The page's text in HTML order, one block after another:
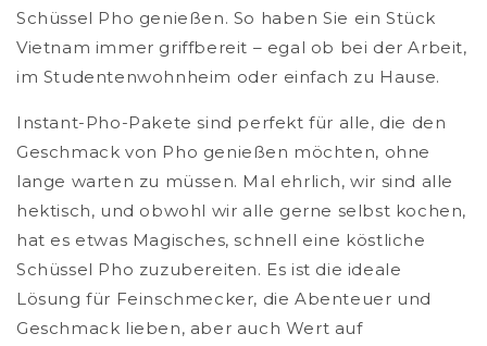
Schüssel Pho genießen. So haben Sie ein Stück
Vietnam immer griffbereit – egal ob bei der Arbeit,
im Studentenwohnheim oder einfach zu Hause.
Instant-Pho-Pakete sind perfekt für alle, die den
Geschmack von Pho genießen möchten, ohne
lange warten zu müssen. Mal ehrlich, wir sind alle
hektisch, und obwohl wir alle gerne selbst kochen,
hat es etwas Magisches, schnell eine köstliche
Schüssel Pho zuzubereiten. Es ist die ideale
Lösung für Feinschmecker, die Abenteuer und
Geschmack lieben, aber auch Wert auf